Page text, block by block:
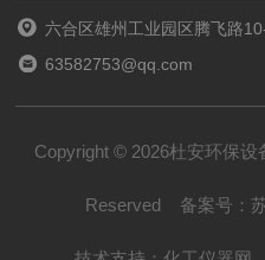
六合区雄州工业园区腾飞路
63582753@qq.com
Copyright © 2026杜安环保
Reserved 备案号：